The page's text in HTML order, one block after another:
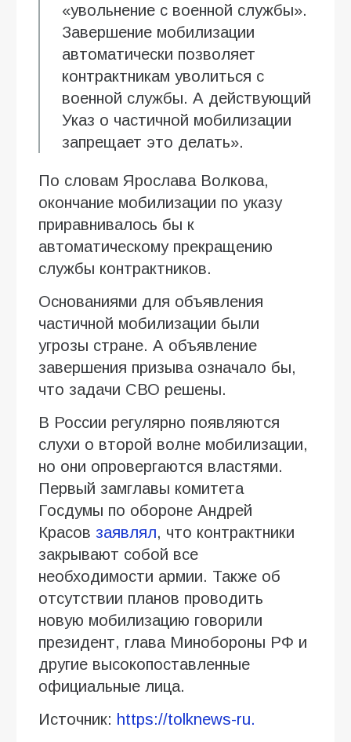
«увольнение с военной службы».
Завершение мобилизации
автоматически позволяет
контрактникам уволиться с
военной службы. А действующий
Указ о частичной мобилизации
запрещает это делать».
По словам Ярослава Волкова,
окончание мобилизации по указу
приравнивалось бы к
автоматическому прекращению
службы контрактников.
Основаниями для объявления
частичной мобилизации были
угрозы стране. А объявление
завершения призыва означало бы,
что задачи СВО решены.
В России регулярно появляются
слухи о второй волне мобилизации,
но они опровергаются властями.
Первый замглавы комитета
Госдумы по обороне Андрей
Красов заявлял, что контрактники
закрывают собой все
необходимости армии. Также об
отсутствии планов проводить
новую мобилизацию говорили
президент, глава Минобороны РФ и
другие высокопоставленные
официальные лица.
Источник: https://tolknews-ru.